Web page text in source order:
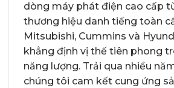
dòng máy phát điện cao cấp
thương hiệu danh tiếng toàn
Mitsubishi, Cummins và
khẳng định vị thế tiên phong
năng lượng. Trải qua nhiều
chúng tôi cam kết cung ứng